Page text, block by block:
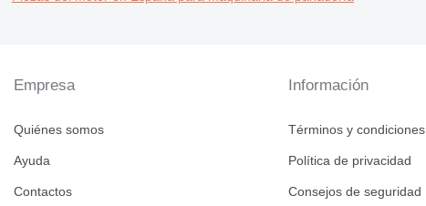
Empresa
Quiénes somos
Ayuda
Contactos
Información
Términos y condiciones
Política de privacidad
Consejos de seguridad